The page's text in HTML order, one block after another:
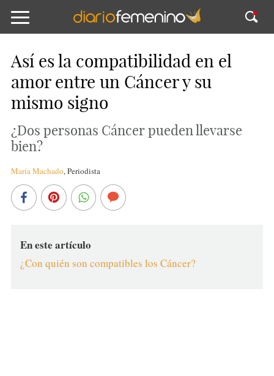
Así es la compatibilidad en el
amor entre un Cáncer y su
mismo signo
¿Dos personas Cáncer pueden llevarse
bien?
María Machado,Periodista
En este artículo
¿Con quién son compatibles los Cáncer?